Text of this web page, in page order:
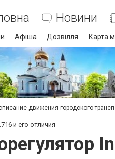
Новини
Афіша Дозвілля Карта
движения городского
и его отличия